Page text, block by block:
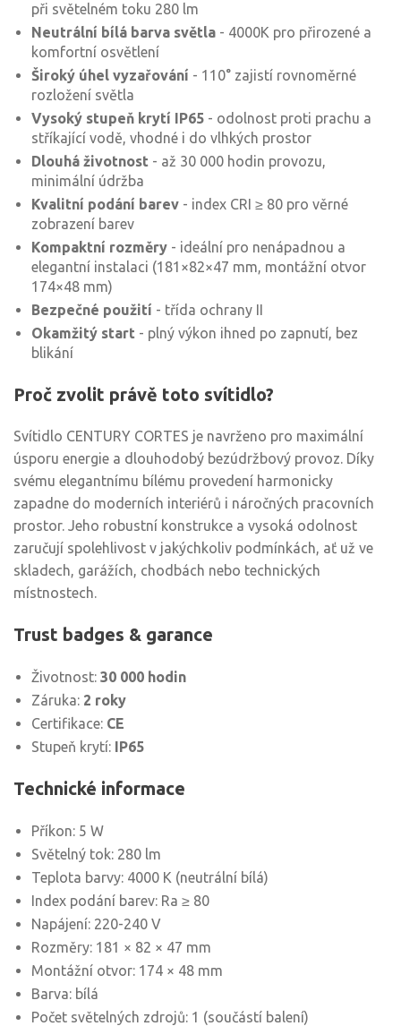
při světelném toku 280 lm
Neutrální bílá barva světla - 4000K pro přirozené a
komfortní osvětlení
Široký úhel vyzařování - 110° zajistí rovnoměrné
rozložení světla
Vysoký stupeň krytí IP65 - odolnost proti prachu a
stříkající vodě, vhodné i do vlhkých prostor
Dlouhá životnost - až 30 000 hodin provozu,
minimální údržba
Kvalitní podání barev - index CRI ≥ 80 pro věrné
zobrazení barev
Kompaktní rozměry - ideální pro nenápadnou a
elegantní instalaci (181×82×47 mm, montážní otvor
174×48 mm)
Bezpečné použití - třída ochrany II
Okamžitý start - plný výkon ihned po zapnutí, bez
blikání
Proč zvolit právě toto svítidlo?
Svítidlo CENTURY CORTES je navrženo pro maximální
úsporu energie a dlouhodobý bezúdržbový provoz. Díky
svému elegantnímu bílému provedení harmonicky
zapadne do moderních interiérů i náročných pracovních
prostor. Jeho robustní konstrukce a vysoká odolnost
zaručují spolehlivost v jakýchkoliv podmínkách, ať už ve
skladech, garážích, chodbách nebo technických
místnostech.
Trust badges & garance
Životnost: 30 000 hodin
Záruka: 2 roky
Certifikace: CE
Stupeň krytí: IP65
Technické informace
Příkon: 5 W
Světelný tok: 280 lm
Teplota barvy: 4000 K (neutrální bílá)
Index podání barev: Ra ≥ 80
Napájení: 220-240 V
Rozměry: 181 × 82 × 47 mm
Montážní otvor: 174 × 48 mm
Barva: bílá
Počet světelných zdrojů: 1 (součástí balení)